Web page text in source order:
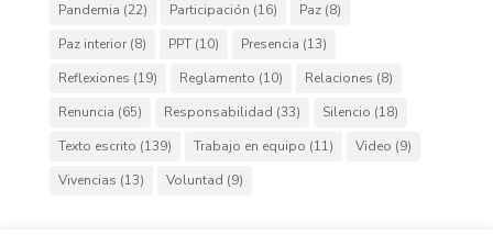
Pandemia (22) Participación (16) Paz(8)
Paz interior(8) PPT(10) Presencia (13)
Reflexiones (19) Reglamento (10) Relaciones (8)
Renuncia (65) Responsabilidad (33) Silencio (18)
Texto escrito (139) Trabajo en equipo (11) Video (9)
Vivencias (13) Voluntad (9)